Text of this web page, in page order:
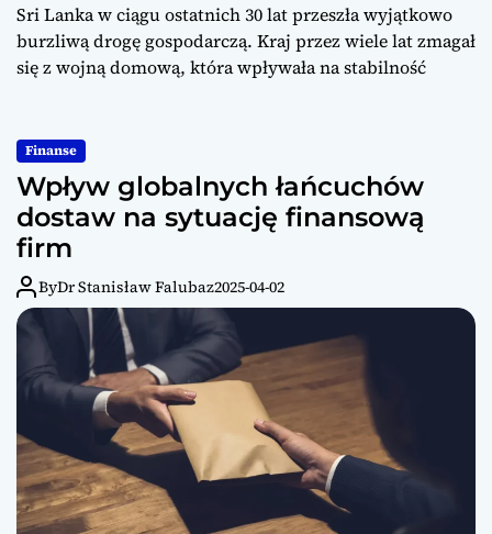
Sri Lanka w ciągu ostatnich 30 lat przeszła wyjątkowo
burzliwą drogę gospodarczą. Kraj przez wiele lat zmagał
się z wojną domową, która wpływała na stabilność
Finanse
Wpływ globalnych łańcuchów
dostaw na sytuację finansową
firm
ByDr Stanisław Falubaz2025-04-02